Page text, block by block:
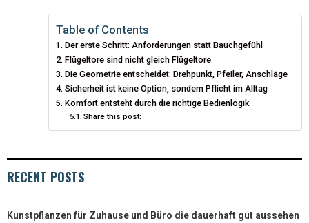
B
O
O
K
R
E
S
D
I
N
Table of Contents
Der erste Schritt: Anforderungen statt Bauchgefühl
Flügeltore sind nicht gleich Flügeltore
Die Geometrie entscheidet: Drehpunkt, Pfeiler, Anschläge
Sicherheit ist keine Option, sondern Pflicht im Alltag
Komfort entsteht durch die richtige Bedienlogik
Share this post:
RECENT POSTS
Kunstpflanzen für Zuhause und Büro die dauerhaft gut aussehen